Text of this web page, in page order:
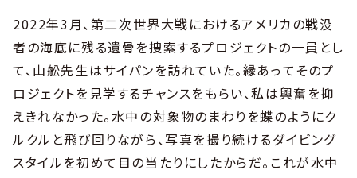
2022年3月、第二次世界大戦におけるアメリカの戦没
者の海底に残る遺骨を捜索するプロジェクトの一員とし
て、山舩先生はサイパンを訪れていた。縁あってそのプ
ロジェクトを見学するチャンスをもらい、私は興奮を抑
えきれなかった。水中の対象物のまわりを蝶のようにク
ルクルと飛び回りながら、写真を撮り続けるダイビング
スタイルを初めて目の当たりにしたからだ。これが水中